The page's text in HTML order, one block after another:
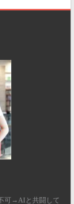
可→AIと共闘して